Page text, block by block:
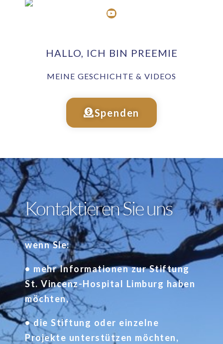
HALLO, ICH BIN PREEMIE
MEINE GESCHICHTE & VIDEOS
Spenden
Kontaktieren Sie uns
wenn Sie:
• mehr Informationen zur Stiftung
St. Vincenz-Hospital Limburg haben
möchten,
• die Stiftung oder einzelne
Projekte unterstützen möchten,